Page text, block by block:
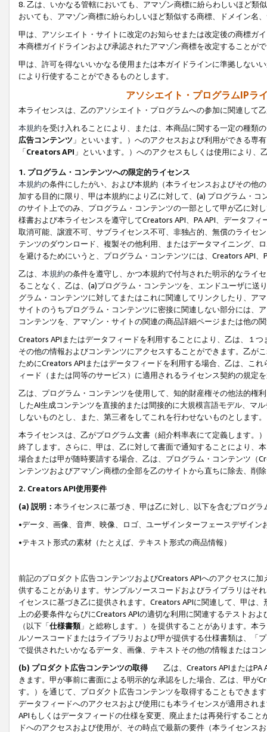
8. 乙は、いかなる管轄においても、アマゾン商標に紛らわしいほど類
おいても、アマゾン商標に紛らわしいほど類似する商標、ドメイン名
甲は、アソシエイト・サイトに改定のお知らせまたは改定後の商標ガ
本商標ガイドラインおよび承認されたアマゾン商標を改定することが
甲は、許可を得ないいかなる使用または本ガイドラインに準拠しない
により行使することができるものとします。
アソシエイト・プログラムIPラ
本ライセンスは、乙のアソシエイト・プログラムへの参加に関連して
本規約を受け入れることにより、または、本商品に関する一定の種類
広告コンテンツ 」といいます。）へのアクセスおよび利用ができる専
「Creators API 」といいます。）へのアクセスもしくは使用により
1. プログラム・コンテンツへの限定的ライセンス
本規約の条件にしたがい、および本規約（本ライセンスおよびその他
加する目的に限り、甲は本規約により乙に対して、(a) プログラム・
のサイト上でのみ、プログラム・コンテンツの一部として甲が乙に対
様書および本ライセンスを遵守してCreators API、PA API、データフ
取消可能、譲渡不可、サブライセンス不可、非独占的、無償のライセ
テンツのダウンロード、複製その他利用、またはデータマイニング、
を避けるためにいうと、プログラム・コンテンツには、Creators API
乙は、 本規約の条件を遵守し、かつ本規約で付与された明示的なライ
ることなく、乙は、(a)プログラム・コンテンツを、エンドユーザに
グラム・コンテンツに対してまたはこれに関連してリンクしたり、ア
サイトのうちプログラム・コンテンツに密接に関連しない部分には、
コンテンツを、アマゾン・サイトの関連の商品詳細ページまたは他の
Creators APIまたはデータフィードを利用することにより、乙は、１
その他の情報およびコンテンツにアクセスすることができます。乙が
ためにCreators APIまたはデータフィードを利用する場合、乙は、こ
ィード（または同等のサービス）に適用されるライセンス契約の規定
乙は、プログラム・コンテンツを使用して、知的財産権その他法的権
したAI生成コンテンツを直接的または間接的に大規模言語モデル、マ
しないものとし、また、第三者をしてこれを行わせないものとします。
本ライセンスは、乙がプログラム文書（紹介料率表にて定義します。
終了します。さらに、甲は、乙に対して書面で通知することにより、
場合または甲が随時要請する場合、乙は、プログラム・コンテンツ（
ンテンツおよびアマゾン商標の全部を乙のサイトから直ちに除去、削
2. Creators API使用要件
(a) 説明： 本ライセンスに基づき、甲は乙に対し、以下を含むプログ
•データ、画像、音声、映像、ロゴ、ユーザインターフェースデザイ
•テキスト形式の素材（たとえば、テキスト形式の商品情報）
前記のプロダクト広告コンテンツおよびCreators APIへのアクセスに
供することがあります。サンプルソースコードおよびライブラリはそ
イセンスに基づき乙に提供されます。Creators APIに関連して、甲は
上の必要条件ならびにCreators APIの適切な利用に関連するテストお
（以下「仕様書類」と総称します。）を提供することがあります。本
ルソースコードまたはライブラリおよび甲が提供する仕様書類は、「
で提供されたいかなるデータ、画像、テキストその他の情報またはコ
(b) プロダクト広告コンテンツの取得
乙は、Creators APIまたはPA
きます。甲が事前に書面による明示的な承認をした場合、乙は、甲が
す。）を通じて、プロダクト広告コンテンツを取得することもできま
データフィードへのアクセスおよび使用にも本ライセンスが適用され
APIもしくはデータフィードの仕様を変更、廃止または再発行するこ
ドへのアクセスおよび使用が、その時点で最新の要件（本ライセン